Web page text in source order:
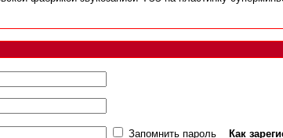
Запомнить пароль
Как